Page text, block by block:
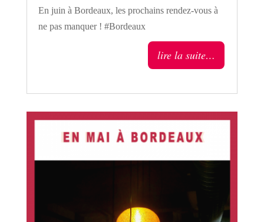
En juin à Bordeaux, les prochains rendez-vous à
ne pas manquer ! #Bordeaux
lire la suite…